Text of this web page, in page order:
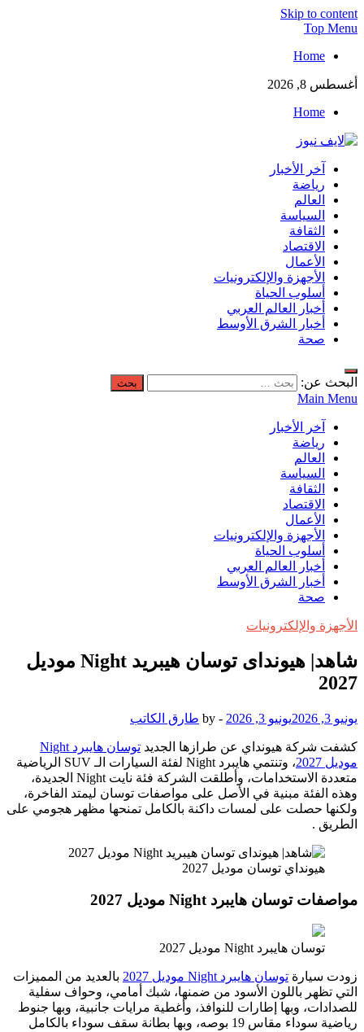
Skip to content
Top Menu
Home
أغسطس 8, 2026
Home
لايف نيوز
آخر الأخبار العاجلة لحظة بلحظة من العالم العربي والعالم
آخر الأخبار
رياضة
العالم
السياسة
الثقافة
الاقتصاد
الأعمال
الأجهزة والإلكترونيات
أسلوب الحياة
أخبار العالم العربي
أخبار الشرق الأوسط
صحة
البحث عن:
Main Menu
آخر الأخبار
رياضة
العالم
السياسة
الثقافة
الاقتصاد
الأعمال
الأجهزة والإلكترونيات
أسلوب الحياة
أخبار العالم العربي
أخبار الشرق الأوسط
صحة
الأجهزة والإلكترونيات
شاهد| هيوندای توسان هیبرید Night مودیل
2027
يونيو 3, 2026 يونيو 3, 2026 -
by طارق الكاتب
كشفت شركة هيونداي عن طرازها الجديد
توسان هايبرد Night
موديل 2027
، وتنتمي هايبرد Night لفئة السيارات الـ SUV الرياضية
متعددة الاستخدامات، وأطلقت الشركة فئة نايت Night الجديدة،
وهذه الفئة مبنية في الأصل على مواصفات توسان ليمتد الفاخرة،
ولكنها حصلت على لمسات داكنة بالكامل تمنحها مظهر هجومي على
الطريق .
هيونداي توسان موديل 2027
مواصفات توسان هايبرد Night موديل 2027
توسان هايبرد Night موديل 2027
زودت سيارة توسان هايبرد Night موديل 2027
بالعديد من المميزات
التي تظهر باللون الأسود من ضمنها، شبك أمامي، وحواف سفلية
للصدادات، وبها إطارات للنوافذ، وأغطية مرايات جانبية، وبها جنوط
رياضية سوداء مقاس 19 بوصه، وبها بطانة سقف سوداء بالكامل